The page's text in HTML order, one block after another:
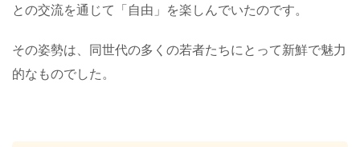
との交流を通じて「自由」を楽しんでいたのです。
その姿勢は、同世代の多くの若者たちにとって新鮮で魅力
的なものでした。